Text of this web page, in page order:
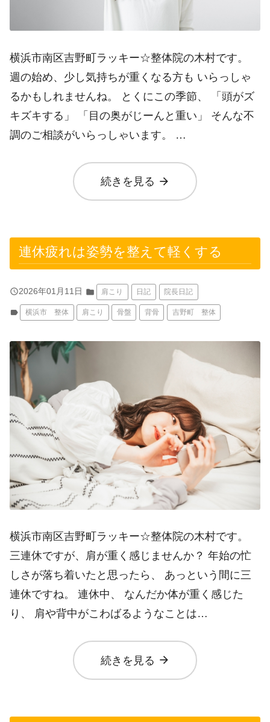
横浜市南区吉野町ラッキー☆整体院の木村です。
週の始め、少し気持ちが重くなる方も いらっしゃ
るかもしれませんね。 とくにこの季節、 「頭がズ
キズキする」 「目の奥がじーんと重い」 そんな不
調のご相談がいらっしゃいます。 …
続きを見る arrow_forward
連休疲れは姿勢を整えて軽くする
query_builder2026年01月11日 folder 肩こり 日記 院長日記
label 横浜市 整体 肩こり 骨盤 背骨 吉野町 整体
横浜市南区吉野町ラッキー☆整体院の木村です。
三連休ですが、肩が重く感じませんか？ 年始の忙
しさが落ち着いたと思ったら、 あっという間に三
連休ですね。 連休中、 なんだか体が重く感じた
り、 肩や背中がこわばるようなことは…
続きを見る arrow_forward